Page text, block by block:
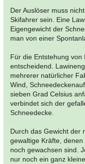
Der Auslöser muss
Skifahrer sein. Eine
Eigengewicht der
man von einer
Für die Entstehung
entscheidend.
mehrerer natürlicher
Wind,
sieben Grad Celsius
verbindet sich der
Schneedecke.
Durch das Gewicht der
gewaltige Kräfte,
noch gewachsen sind.
nur noch ein ganz